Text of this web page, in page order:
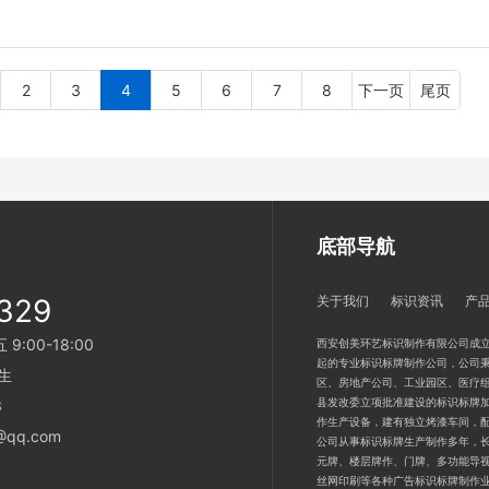
2 3 4 5 6 7 8 下一页 尾页
9:00-18:00
底部导航
关于我们 标识资讯 产
西安创美环艺标识制作有限公司成
起的专业标识标牌制作公司，公司
区、房地产公司、工业园区、医疗
县发改委立项批准建设的标识标牌
作生产设备，建有独立烤漆车间，
公司从事标识标牌生产制作多年，
元牌、楼层牌作、门牌、多功能导
丝网印刷等各种广告标识标牌制作